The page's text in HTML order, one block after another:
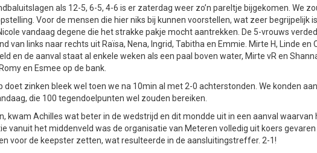
als 12-5, 6-5, 4-6 is er zaterdag weer zo’n pareltje bijgekomen. We
Voor de mensen die hier niks bij kunnen voorstellen, wat zeer begrijpelijk
vandaag degene die het strakke pakje mocht aantrekken. De 5-vrouws
van links naar rechts uit Raïsa, Nena, Ingrid, Tabitha en Emmie. Mirte H, Linde en
en de aanval staat al enkele weken als een paal boven water, Mirte vR en
en Esmee op de bank.
doet zinken bleek wel toen we na 10min al met 2-0 achterstonden. We konden
die 100 tegendoelpunten wel zouden bereiken.
kwam Achilles wat beter in de wedstrijd en dit mondde uit in een aanval waarvan
vanuit het middenveld was de organisatie van Meteren volledig uit koers
voor de keepster zetten, wat resulteerde in de aansluitingstreffer. 2-1!